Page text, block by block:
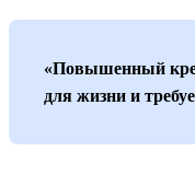
«Повышенный
для жизни и